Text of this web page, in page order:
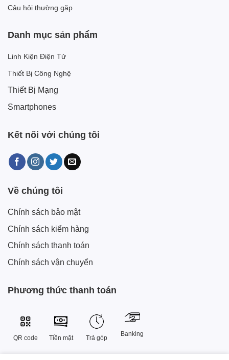
Câu hỏi thường gặp
Danh mục sản phẩm
Linh Kiện Điện Tử
Thiết Bị Công Nghệ
Thiết Bị Mạng
Smartphones
Kết nối với chúng tôi
Về chúng tôi
Chính sách bảo mật
Chính sách kiểm hàng
Chính sách thanh toán
Chính sách vận chuyển
Phương thức thanh toán
QR code Tiền mặt Trả góp
Banking